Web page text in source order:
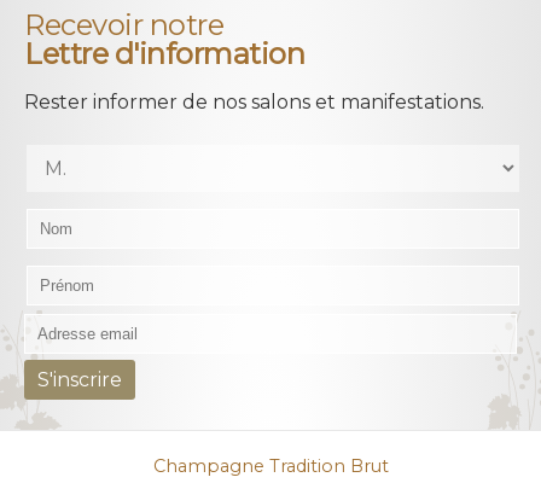
Recevoir notre
Lettre d'information
Rester informer de nos salons et manifestations.
Champagne Tradition Brut